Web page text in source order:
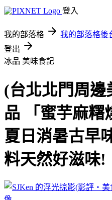
登入
我的部落格 我的部落格後
登出
冰品 美味食記
(台北北門周邊
品 「蜜芋麻糬
夏日消暑古早
料天然好滋味!